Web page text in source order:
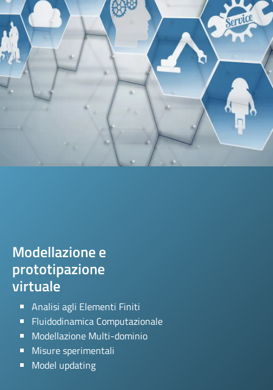
Modellazione e
prototipazione
virtuale
Analisi agli Elementi Finiti
Fluidodinamica Computazionale
Modellazione Multi-dominio
Misure sperimentali
Model updating
Scopri di più sulla prototipazione virtuale.
Scopri di più